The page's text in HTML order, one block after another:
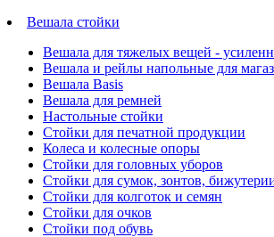
Вешала стойки
Вешала для тяжелых вещей -
Вешала и рейлы напольные для
Вешала Basis
Вешала для ремней
Настольные стойки
Стойки для печатной продукции
Колеса и колесные опоры
Стойки для головных уборов
Стойки для сумок, зонтов,
Стойки для колготок и семян
Стойки для очков
Стойки под обувь